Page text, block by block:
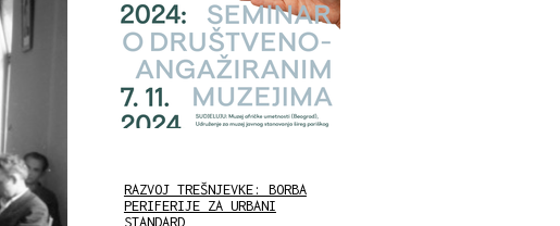
RAZVOJ TREŠNJEVKE: BORBA
PERIFERIJE ZA URBANI
STANDARD